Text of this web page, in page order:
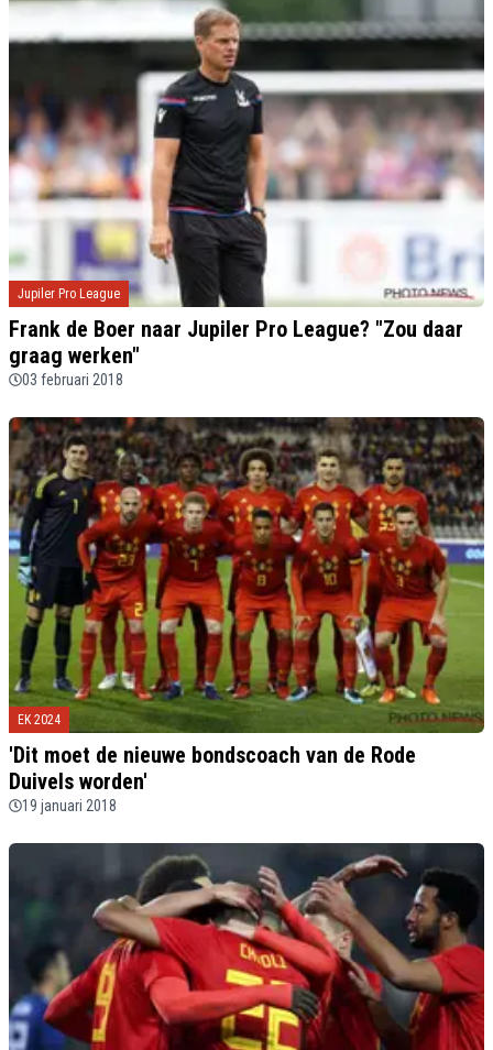
Jupiler Pro League
Frank de Boer naar Jupiler Pro League? "Zou daar
graag werken"
03 februari 2018
EK 2024
'Dit moet de nieuwe bondscoach van de Rode
Duivels worden'
19 januari 2018